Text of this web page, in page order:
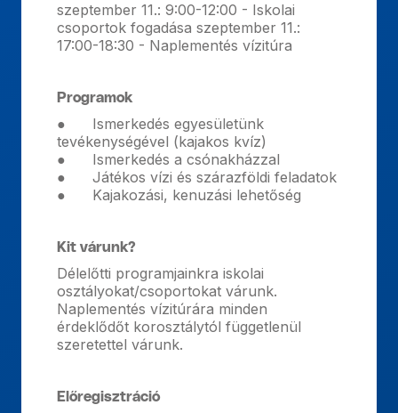
szeptember 11.: 9:00-12:00 - Iskolai
csoportok fogadása szeptember 11.:
17:00-18:30 - Naplementés vízitúra
Programok
● Ismerkedés egyesületünk
tevékenységével (kajakos kvíz)
● Ismerkedés a csónakházzal
● Játékos vízi és szárazföldi feladatok
● Kajakozási, kenuzási lehetőség
Kit várunk?
Délelőtti programjainkra iskolai
osztályokat/csoportokat várunk.
Naplementés vízitúrára minden
érdeklődőt korosztálytól függetlenül
szeretettel várunk.
Előregisztráció